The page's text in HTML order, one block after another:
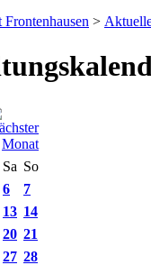
>
Sa So
6
7
13 14
20 21
27 28